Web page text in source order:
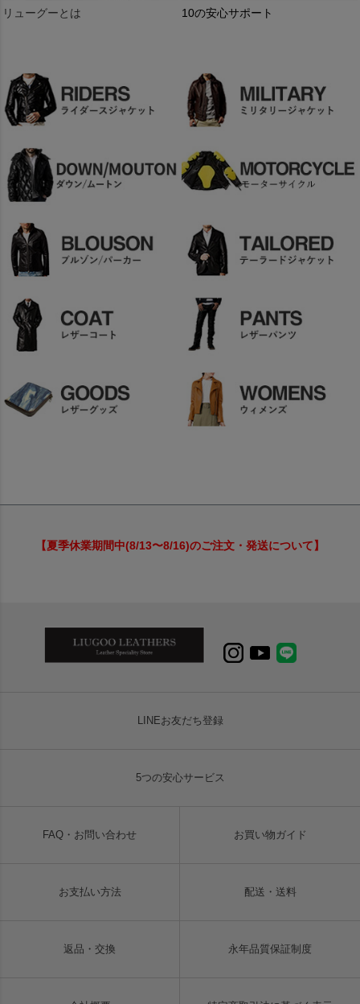
リューグーとは 10の安心サポート
【夏季休業期間中(8/13〜8/16)のご注文・発送について】
LINEお友だち登録
5つの安心サービス
FAQ・お問い合わせ お買い物ガイド
お支払い方法 配送・送料
返品・交換 永年品質保証制度